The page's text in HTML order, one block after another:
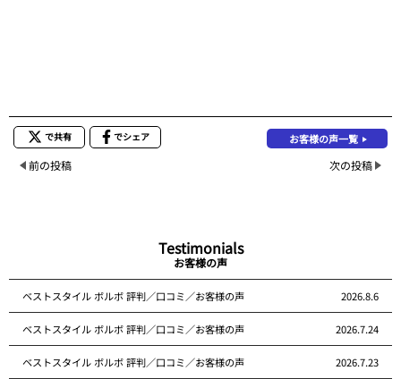
で共有 でシェア お客様の声一覧
前の投稿 次の投稿
Testimonials
お客様の声
ベストスタイル ボルボ 評判／口コミ／お客様の声 2026.8.6
ベストスタイル ボルボ 評判／口コミ／お客様の声 2026.7.24
ベストスタイル ボルボ 評判／口コミ／お客様の声 2026.7.23